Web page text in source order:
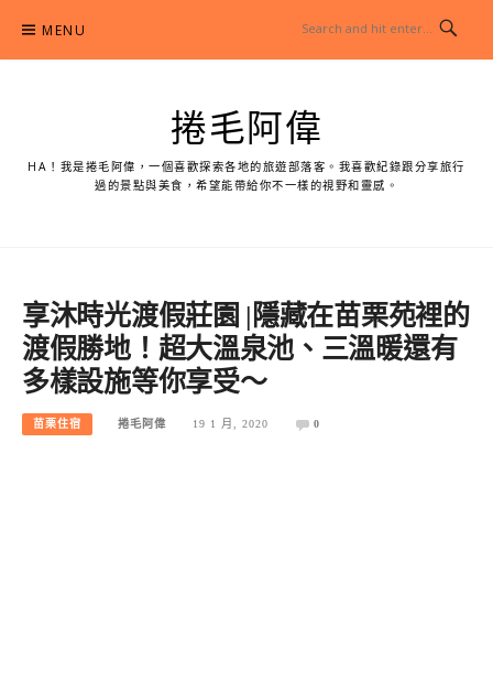
content
MENU
捲毛阿偉
HA！我是捲毛阿偉，一個喜歡探索各地的旅遊部落客。我喜歡紀錄跟分享旅行
過的景點與美食，希望能帶給你不一樣的視野和靈感。
享沐時光渡假莊園 |隱藏在苗栗苑裡的
渡假勝地！超大溫泉池、三溫暖還有
多樣設施等你享受～
苗栗住宿 捲毛阿偉 19 1 月, 2020 0